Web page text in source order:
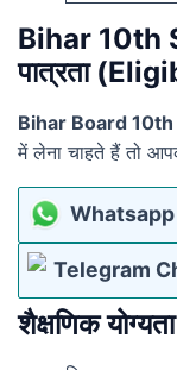
Bihar 10th
पात्रता
Bihar Board
में लेना चाहते हैं तो
Telegram
शैक्षणिक योग्यता